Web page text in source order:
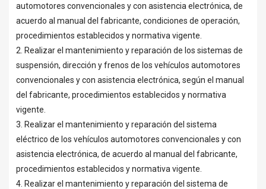
automotores convencionales y con asistencia electrónica, de
acuerdo al manual del fabricante, condiciones de operación,
procedimientos establecidos y normativa vigente.
2. Realizar el mantenimiento y reparación de los sistemas de
suspensión, dirección y frenos de los vehículos automotores
convencionales y con asistencia electrónica, según el manual
del fabricante, procedimientos establecidos y normativa
vigente.
3. Realizar el mantenimiento y reparación del sistema
eléctrico de los vehículos automotores convencionales y con
asistencia electrónica, de acuerdo al manual del fabricante,
procedimientos establecidos y normativa vigente.
4. Realizar el mantenimiento y reparación del sistema de